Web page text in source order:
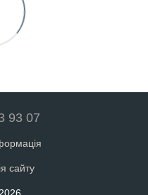
93 07
сайту